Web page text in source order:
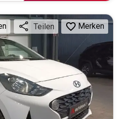
Teilen Merken